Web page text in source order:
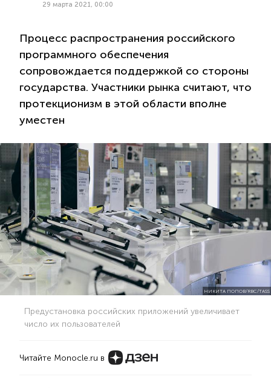
29 марта 2021, 00:00
Процесс распространения российского
программного обеспечения
сопровождается поддержкой со стороны
государства. Участники рынка считают, что
протекционизм в этой области вполне
уместен
НИКИТА ПОПОВ/RBC/TASS
Предустановка российских приложений увеличивает
число их пользователей
Читайте Monocle.ru в